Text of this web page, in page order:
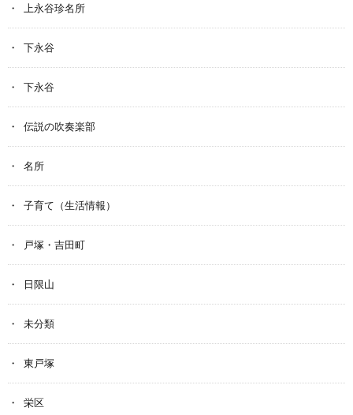
上永谷珍名所
下永谷
下永谷
伝説の吹奏楽部
名所
子育て（生活情報）
戸塚・吉田町
日限山
未分類
東戸塚
栄区